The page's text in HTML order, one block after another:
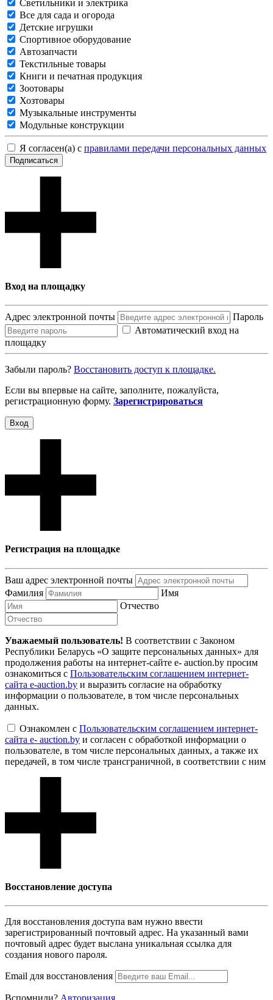
Светильники и электрика
Все для сада и огорода
Детские игрушки
Спортивное оборудование
Автозапчасти
Текстильные товары
Книги и печатная продукция
Зоотовары
Хозтовары
Музыкальные инструменты
Модульные конструкции
Я согласен(а) с правилами передачи персональных данных
Подписаться
Вход на площадку
Адрес электронной почты
Пароль
Автоматический вход на
площадку
Забыли пароль? Восcтановить доступ к площадке.
Если вы впервые на сайте, заполните, пожалуйста,
регистрационную форму. Зарегистрироваться
Вход
Регистрация на площадке
Ваш адрес электронной почты
Фамилия
Имя
Отчество
Уважаемый пользователь! В соответствии с Законом
Республики Беларусь «О защите персональных данных» для
продолжения работы на интернет-сайте e- auction.by просим
ознакомиться с Пользовательским соглашением интернет-
сайта e-auction.by и выразить согласие на обработку
информации о пользователе, в том числе персональных
данных.
Ознакомлен с Пользовательским соглашением интернет-
сайта e- auction.by и согласен с обработкой информации о
пользователе, в том числе персональных данных, а также их
передачей, в том числе трансграничной, в соответствии с ним
Восcтановление доступа
Для восcтановления доступа вам нужно ввести
зарегистрированный почтовый адрес. На указанный вами
почтовый адрес будет выслана уникальная ссылка для
создания нового пароля.
Email для восcтановления